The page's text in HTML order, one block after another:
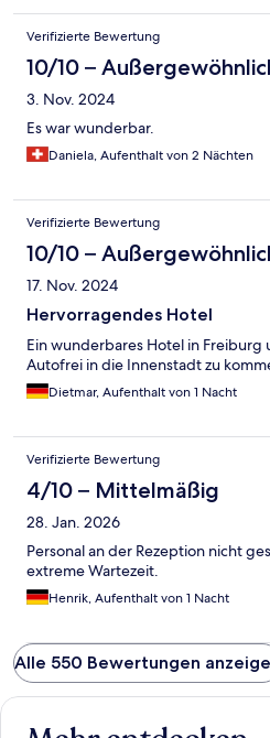
Verifizierte Bewertung
10/10 –
3. Nov. 2024
Es war wunderbar.
Daniela, Aufenthalt von 2 Nächten
Verifizierte Bewertung
10/10 –
17. Nov. 2024
Hervorragendes Hotel
Ein wunderbares Hotel in
Autofrei in die Innenstadt zu
Dietmar, Aufenthalt von 1 Nacht
Verifizierte Bewertung
4/10 – Mittelmäßig
28. Jan. 2026
Personal an der Rezeption nicht
extreme Wartezeit.
Henrik, Aufenthalt von 1 Nacht
Alle 550 Bewertungen